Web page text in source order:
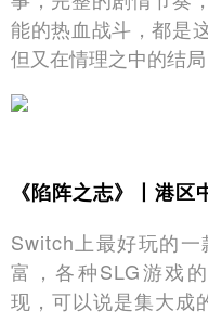
能的热血战斗，都是
但又在情理之中的结
《陷阵之志》丨港区
Switch上最好玩的
富，各种SLG游戏
现，可以说是集大成